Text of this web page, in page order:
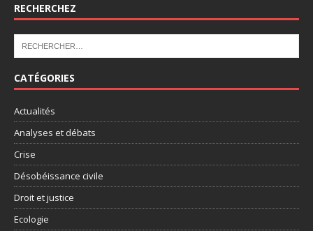
RECHERCHEZ
CATÉGORIES
Actualités
Analyses et débats
Crise
Désobéissance civile
Droit et justice
Ecologie